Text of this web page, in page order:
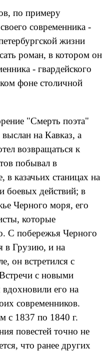
по примеру
современника -
жизни
роман, в котором он
- гвардейского
фоне столичной
"Смерть поэта"
на Кавказ, а
возвращаться к
побывал в
в казачьих станицах на
боевых действий; в
Черного моря, его
которые
С побережья Черного
в Грузию, и на
он встретился с
с новыми
его на
современников.
с 1837 по 1840 г.
повестей точно не
что ранее других